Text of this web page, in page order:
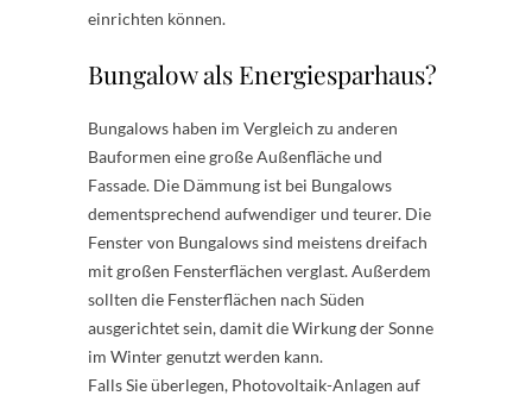
einrichten können.
Bungalow als Energiesparhaus?
Bungalows haben im Vergleich zu anderen
Bauformen eine große Außenfläche und
Fassade. Die Dämmung ist bei Bungalows
dementsprechend aufwendiger und teurer. Die
Fenster von Bungalows sind meistens dreifach
mit großen Fensterflächen verglast. Außerdem
sollten die Fensterflächen nach Süden
ausgerichtet sein, damit die Wirkung der Sonne
im Winter genutzt werden kann.
Falls Sie überlegen, Photovoltaik-Anlagen auf